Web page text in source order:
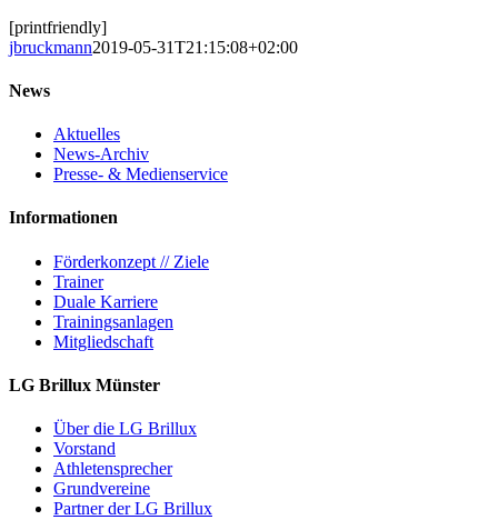
[printfriendly]
jbruckmann2019-05-31T21:15:08+02:00
News
Aktuelles
News-Archiv
Presse- & Medienservice
Informationen
Förderkonzept // Ziele
Trainer
Duale Karriere
Trainingsanlagen
Mitgliedschaft
LG Brillux Münster
Über die LG Brillux
Vorstand
Athletensprecher
Grundvereine
Partner der LG Brillux